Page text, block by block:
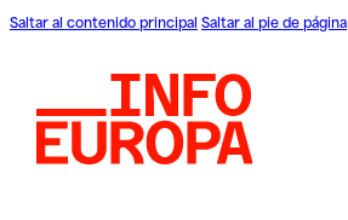
Saltar al contenido principal Saltar al pie de página